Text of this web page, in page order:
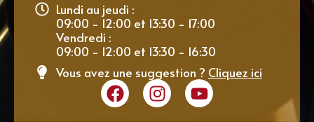
Lundi au jeudi :
09:00 - 12:00 et 13:30 - 17:00
Vendredi :
09:00 - 12:00 et 13:30 - 16:30
Vous avez une suggestion ? Cliquez ici